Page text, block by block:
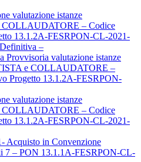
valutazione istanze
COLLAUDATORE – Codice
13.1.2A-FESRPON-CL-2021-
–
Provvisoria valutazione istanze
e COLLAUDATORE –
Progetto 13.1.2A-FESRPON-
valutazione istanze
COLLAUDATORE – Codice
13.1.2A-FESRPON-CL-2021-
Acquisto in Convenzione
7 – PON 13.1.1A-FESRPON-CL-